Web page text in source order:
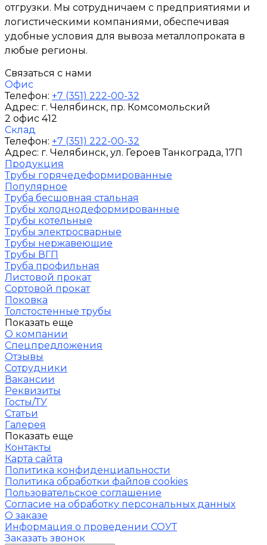
отгрузки. Мы сотрудничаем с предприятиями и
логистическими компаниями, обеспечивая
удобные условия для вывоза металлопроката в
любые регионы.
Связаться с нами
Офис
Телефон: +7 (351) 222-00-32
Адрес: г. Челябинск, пр. Комсомольский
2 офис 412
Склад
Телефон: +7 (351) 222-00-32
Адрес: г. Челябинск, ул. Героев Танкограда, 17П
Продукция
Трубы горячедеформированные
Популярное
Труба бесшовная стальная
Трубы холоднодеформированные
Трубы котельные
Трубы электросварные
Трубы нержавеющие
Трубы ВГП
Труба профильная
Листовой прокат
Сортовой прокат
Поковка
Толстостенные трубы
Показать еще
О компании
Спецпредложения
Отзывы
Сотрудники
Вакансии
Реквизиты
Госты/ТУ
Статьи
Галерея
Показать еще
Контакты
Карта сайта
Политика конфиденциальности
Политика обработки файлов cookies
Пользовательское соглашение
Согласие на обработку персональных данных
О заказе
Информация о проведении СОУТ
Заказать звонок